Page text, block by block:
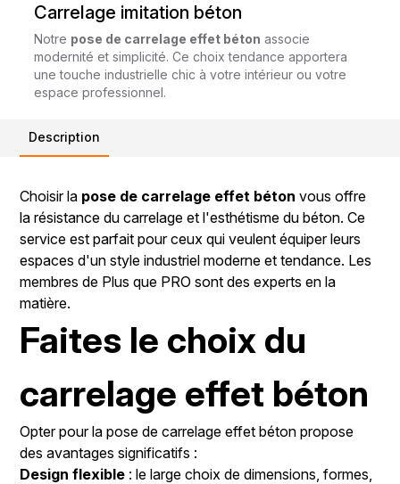
Carrelage imitation béton
Notre pose de carrelage effet béton associe
modernité et simplicité. Ce choix tendance apportera
une touche industrielle chic à votre intérieur ou votre
espace professionnel.
Description
Choisir la pose de carrelage effet béton vous offre
la résistance du carrelage et l'esthétisme du béton. Ce
service est parfait pour ceux qui veulent équiper leurs
espaces d'un style industriel moderne et tendance. Les
membres de Plus que PRO sont des experts en la
matière.
Faites le choix du
carrelage effet béton
Opter pour la pose de carrelage effet béton propose
des avantages significatifs :
Design flexible : le large choix de dimensions, formes,